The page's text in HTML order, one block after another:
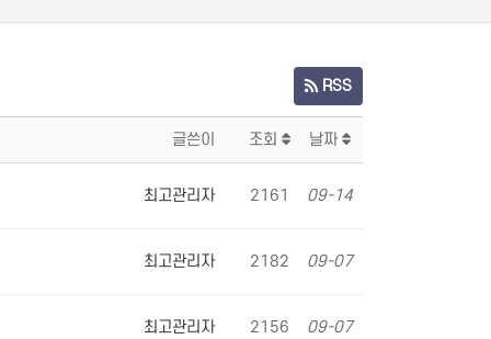
RSS
글쓴이 조회 날짜
최고관리자 2161 09-14
최고관리자 2182 09-07
최고관리자 2156 09-07